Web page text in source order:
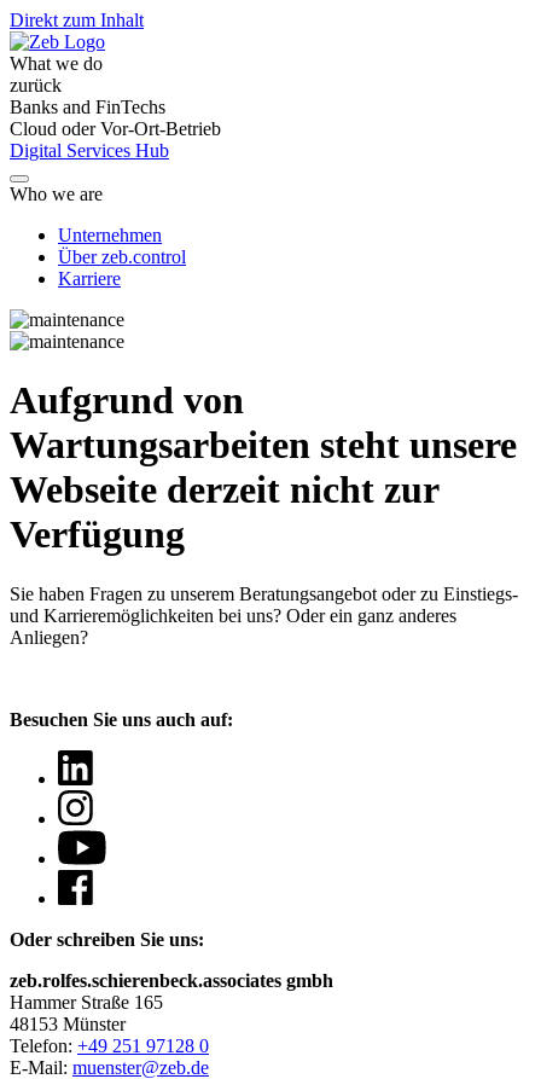
Direkt zum Inhalt
What we do
zurück
Banks and FinTechs
Cloud oder Vor-Ort-Betrieb
Digital Services Hub
Who we are
Unternehmen
Über zeb.control
Karriere
Aufgrund von
Wartungsarbeiten steht unsere
Webseite derzeit nicht zur
Verfügung
Sie haben Fragen zu unserem Beratungsangebot oder zu Einstiegs-
und Karrieremöglichkeiten bei uns? Oder ein ganz anderes
Anliegen?
Besuchen Sie uns auch auf:
Oder schreiben Sie uns:
zeb.rolfes.schierenbeck.associates gmbh
Hammer Straße 165
48153 Münster
Telefon: +49 251 97128 0
E-Mail: muenster@zeb.de